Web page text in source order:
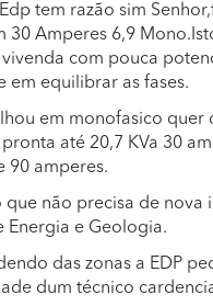
tem razão sim
30 Amperes 6,9
com pouca
em equilibrar as fases.
em monofasico quer
até 20,7 KVa 30
90 amperes.
que não precisa de nova
Energia e Geologia.
das zonas a EDP
dum técnico